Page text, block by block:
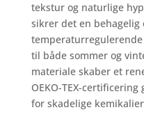
tekstur og naturlige
sikrer det en behagelig
til både sommer og
materiale skaber et
OEKO-TEX-
for skadelige